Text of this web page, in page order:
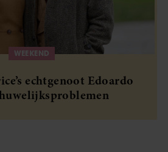
WEEKEND
echtgenoot Edoardo